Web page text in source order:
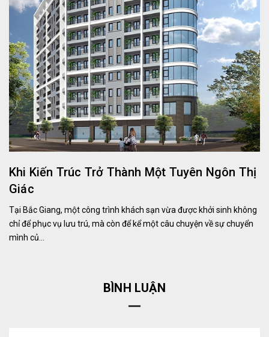
Khi Kiến Trúc Trở Thành Một Tuyên Ngôn Thị
Giác
Tại Bắc Giang, một công trình khách sạn vừa được khởi sinh không
chỉ để phục vụ lưu trú, mà còn để kể một câu chuyện về sự chuyển
mình củ...
BÌNH LUẬN